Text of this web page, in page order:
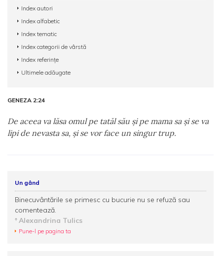
Index autori
Index alfabetic
Index tematic
Index categorii de vârstă
Index referințe
Ultimele adăugate
GENEZA 2:24
De aceea va lăsa omul pe tatăl său şi pe mama sa şi se va
lipi de nevasta sa, şi se vor face un singur trup.
Un gând
Binecuvântările se primesc cu bucurie nu se refuză sau
comentează.
Alexandrina Tulics
Pune-l pe pagina ta